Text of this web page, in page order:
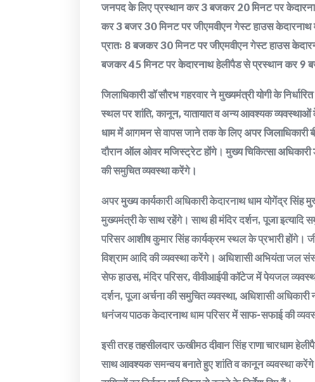
जनपद के लिए प्रस्थान कर 3 बजकर 20 मिनट पर
कर 3 बजर 30 मिनट पर जीएमवीएन गेस्ट हाउस
प्रातः 8 बजकर 30 मिनट पर जीएमवीएन गेस्ट हाउस
बजकर 45 मिनट पर केदारनाथ हेलीपैड से प्रस्थान कर 9
जिलाधिकारी डॉ सौरभ गहरवार ने मुख्यमंत्री योगी के
स्थल पर शांति, कानून, यातायात व अन्य आवश्यक व्यवस्थाओं
धाम में आगमन से वापस जाने तक के लिए अपर जिलाधिकारी
दौरान ऑल ओवर मजिस्ट्रेट होंगे। मुख्य चिकित्सा
की समुचित व्यवस्था करेंगे।
अपर मुख्य कार्यकारी अधिकारी केदारनाथ धाम योगेंद्र
मुख्यमंत्री के साथ रहेंगे। साथ ही मंदिर दर्शन, पूजा इत्यादि
परिसर आशीष कुमार सिंह कार्यक्रम स्थल के प्रभारी होंगे।
विश्राम आदि की व्यवस्था करेंगे। अधिशासी अभियंता जल
सेफ हाउस, मंदिर परिसर, वीवीआईपी कॉटेज में पेयजल
दर्शन, पूजा अर्चना की समुचित व्यवस्था, अधिशासी
धनंजय पाठक केदारनाथ धाम परिसर में साफ-सफाई की
इसी तरह तहसीलदार ऊखीमठ दीवान सिंह राणा चारधाम
साथ आवश्यक समन्वय बनाते हुए शांति व कानून व्यवस्था